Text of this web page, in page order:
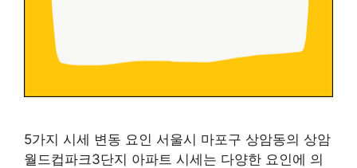
5가지 시세 변동 요인 서울시 마포구 상암동의 상암
월드컵파크3단지 아파트 시세는 다양한 요인에 의